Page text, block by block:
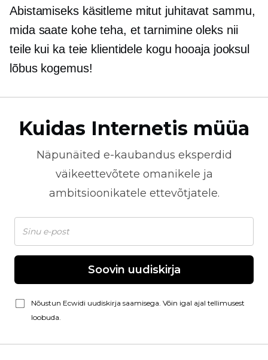
Abistamiseks käsitleme mitut juhitavat sammu,
mida saate kohe teha, et tarnimine oleks nii
teile kui ka teie klientidele kogu hooaja jooksul
lõbus kogemus!
Kuidas Internetis müüa
Näpunäited e-kaubandus eksperdid
väikeettevõtete omanikele ja
ambitsioonikatele ettevõtjatele.
Soovin uudiskirja
Nõustun Ecwidi uudiskirja saamisega. Võin igal ajal tellimusest
loobuda.